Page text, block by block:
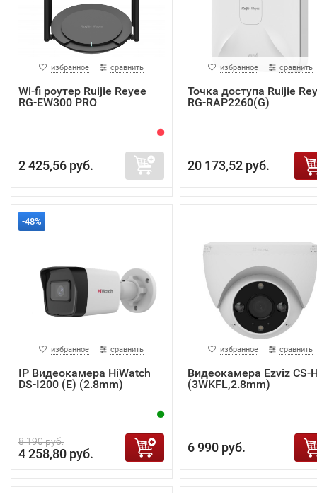
избранное сравнить
Wi-fi роутер Ruijie Reyee
RG-EW300 PRO
2 425,56 руб.
избранное сравнить
Точка доступа Ruijie
RG-RAP2260(G)
20 173,52 руб.
-48%
избранное сравнить
IP Видеокамера HiWatch
DS-I200 (E) (2.8mm)
8 190 руб.
4 258,80 руб.
избранное сравнить
Видеокамера Ezviz CS-
(3WKFL,2.8mm)
6 990 руб.